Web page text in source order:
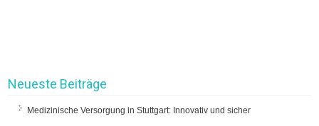
Neueste Beiträge
Medizinische Versorgung in Stuttgart: Innovativ und sicher